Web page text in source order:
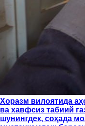
Хоразм вилоятида
ва хавфсиз табиий
шунингдек, соҳада